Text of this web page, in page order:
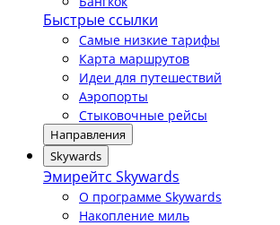
Быстрые ссылки
Самые низкие тарифы
Карта маршрутов
Идеи для путешествий
Аэропорты
Стыковочные рейсы
Направления
Skywards
Эмирейтс Skywards
О программе Skywards
Накопление миль